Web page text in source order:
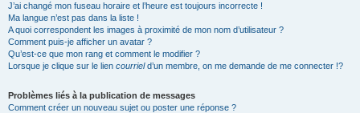
J’ai changé mon fuseau horaire et l’heure est toujours incorrecte !
Ma langue n’est pas dans la liste !
A quoi correspondent les images à proximité de mon nom d’utilisateur ?
Comment puis-je afficher un avatar ?
Qu’est-ce que mon rang et comment le modifier ?
Lorsque je clique sur le lien courrield’un membre, on me demande de me connecter !?
Problèmes liés à la publication de messages
Comment créer un nouveau sujet ou poster une réponse ?